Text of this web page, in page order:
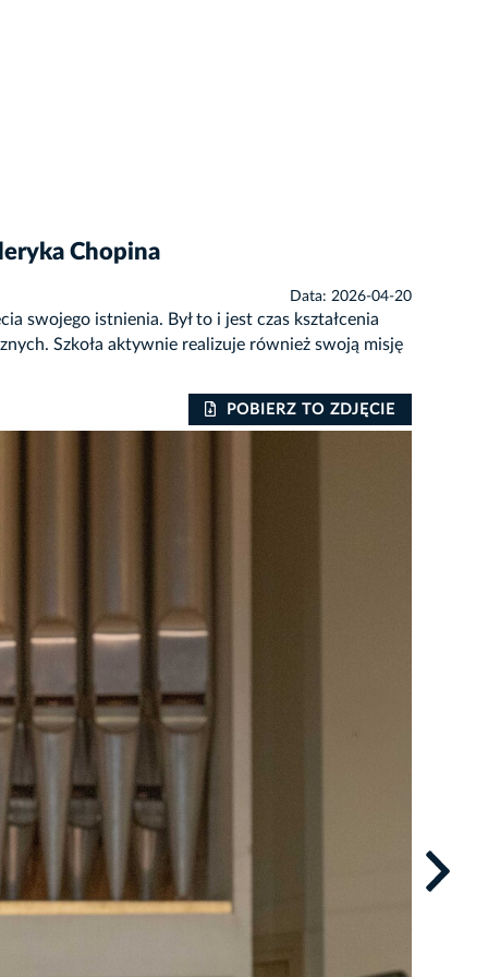
Chopina
Data: 2026-04-20
swojego istnienia. Był to i jest czas kształcenia
Szkoła aktywnie realizuje również swoją misję
POBIERZ TO ZDJĘCIE